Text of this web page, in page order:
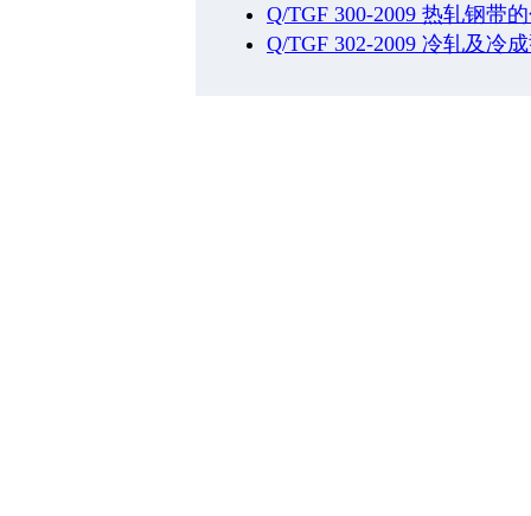
Q/TGF 300-2009 热轧钢带
Q/TGF 302-2009 冷轧及冷